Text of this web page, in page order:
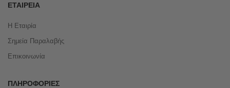
ΕΤΑΙΡΕΊΑ
Η Εταιρία
Σημεία Παραλαβής
Επικοινωνία
ΠΛΗΡΟΦΟΡΊΕΣ